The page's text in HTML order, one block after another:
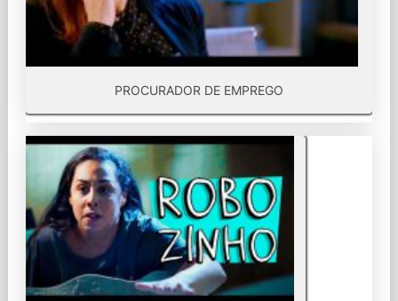
PROCURADOR DE EMPREGO